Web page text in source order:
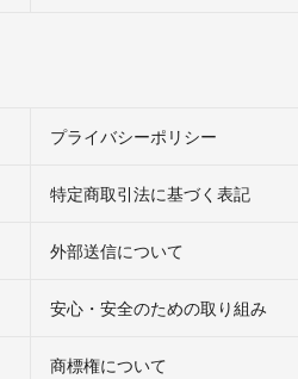
プライバシーポリシー
特定商取引法に基づく表記
外部送信について
安心・安全のための取り組み
商標権について